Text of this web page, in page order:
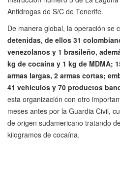
Antidrogas de S/C de Tenerife.
De manera global, la operación se
detenidas, de ellos 31
venezolanos y 1 brasileño,
kg de cocaína y 1 kg de MDMA;
armas largas, 2 armas cortas;
41 vehículos y 70 productos
esta organización con otro
meses antes por la Guardia Civil,
de origen sudamericano tratando
kilogramos de cocaína.